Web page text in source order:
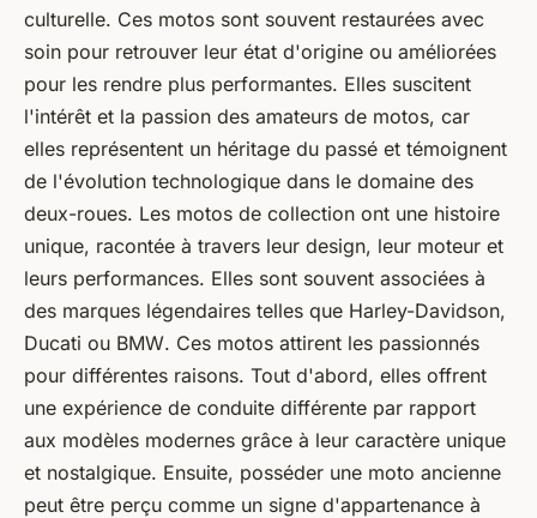
culturelle. Ces motos sont souvent restaurées avec
soin pour retrouver leur état d'origine ou améliorées
pour les rendre plus performantes. Elles suscitent
l'intérêt et la passion des amateurs de motos, car
elles représentent un héritage du passé et témoignent
de l'évolution technologique dans le domaine des
deux-roues. Les motos de collection ont une histoire
unique, racontée à travers leur design, leur moteur et
leurs performances. Elles sont souvent associées à
des marques légendaires telles que Harley-Davidson,
Ducati ou BMW. Ces motos attirent les passionnés
pour différentes raisons. Tout d'abord, elles offrent
une expérience de conduite différente par rapport
aux modèles modernes grâce à leur caractère unique
et nostalgique. Ensuite, posséder une moto ancienne
peut être perçu comme un signe d'appartenance à